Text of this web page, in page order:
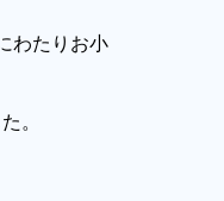
わたりお小
。